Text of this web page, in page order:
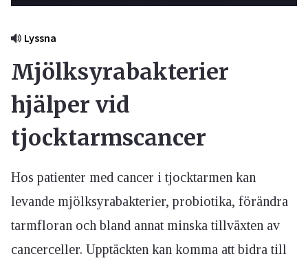
Lyssna
Mjölksyrabakterier
hjälper vid
tjocktarmscancer
Hos patienter med cancer i tjocktarmen kan
levande mjölksyrabakterier, probiotika, förändra
tarmfloran och bland annat minska tillväxten av
cancerceller. Upptäckten kan komma att bidra till